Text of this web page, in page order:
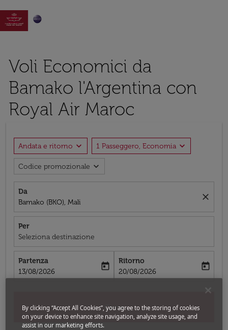

Voli Economici da
Bamako l'Argentina con
Royal Air Maroc
Andata e ritorno expand_more 1 Passeggero, Economia expand_more
Codice promozionale expand_more
Da
Bamako (BKO), Mali
close
Per
Seleziona destinazione
Partenza
fc-booking-departure-date-aria-label
13/08/2026
today
Ritorno
fc-booking-return-date-aria-label
20/08/2026
today
Cerca
By clicking “Accept All Cookies”, you agree to the storing of cookies
on your device to enhance site navigation, analyze site usage, and
assist in our marketing efforts.